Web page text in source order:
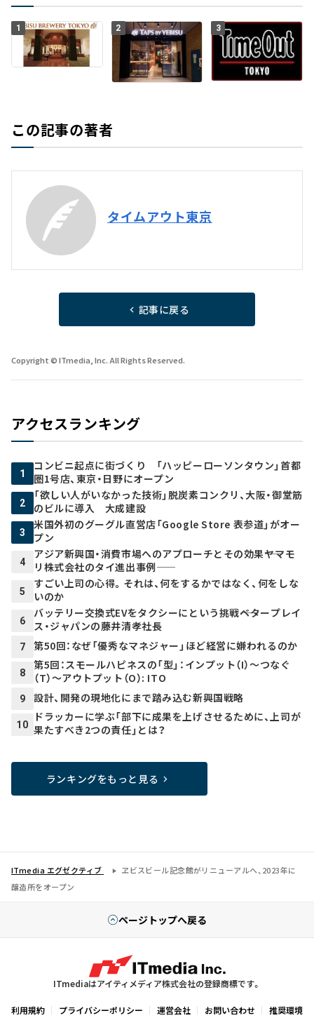
1 2 3
この記事の著者
タイムアウト東京
記事に戻る
Copyright © ITmedia, Inc. All Rights Reserved.
アクセスランキング
1
コンビニ起点に街づくり 「ハッピーローソンタウン」首都
圏1号店、東京・日野にオープン
2
「欲しい人がいなかった技術」脱炭素コンクリ、大阪・御堂筋
のビルに導入 大成建設
3
米国外初のグーグル直営店「Google Store 表参道」がオー
プン
4
アジア新興国・消費市場へのアプローチとその効果――ヤマモ
リ株式会社のタイ進出事例――
5
すごい上司の心得。それは、何をするかではなく、何をしな
いのか
6
バッテリー交換式EVをタクシーにという挑戦――ベタープレイ
ス・ジャパンの藤井清孝社長
7 第50回：なぜ「優秀なマネジャー」ほど経営に嫌われるのか
8
第5回：スモールハピネスの「型」：インプット（I）～つなぐ
（T）～アウトプット（O）: ITO
9 設計、開発の現地化にまで踏み込む新興国戦略
10
ドラッカーに学ぶ「部下に成果を上げさせるために、上司が
果たすべき2つの責任」とは？
ランキングをもっと見る
ITmedia エグゼクティブ
ヱビスビール記念館がリニューアルへ、2023年に
醸造所をオープン
ページトップへ戻る
ITmediaはアイティメディア株式会社の登録商標です。
利用規約 プライバシーポリシー 運営会社 お問い合わせ 推奨環境